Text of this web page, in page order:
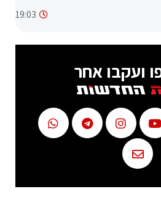
19:03
ועקבו אחר